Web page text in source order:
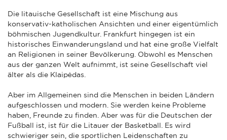
Die litauische Gesellschaft ist eine Mischung aus
konservativ-katholischen Ansichten und einer eigentümlich
böhmischen Jugendkultur. Frankfurt hingegen ist ein
historisches Einwanderungsland und hat eine große Vielfalt
an Religionen in seiner Bevölkerung. Obwohl es Menschen
aus der ganzen Welt aufnimmt, ist seine Gesellschaft viel
älter als die Klaipėdas.
Aber im Allgemeinen sind die Menschen in beiden Ländern
aufgeschlossen und modern. Sie werden keine Probleme
haben, Freunde zu finden. Aber was für die Deutschen der
Fußball ist, ist für die Litauer der Basketball. Es wird
schwieriger sein, die sportlichen Leidenschaften zu